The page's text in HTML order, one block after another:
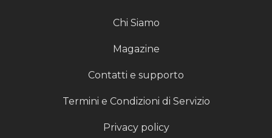
Chi Siamo
Magazine
Contatti e supporto
Termini e Condizioni di Servizio
Privacy policy